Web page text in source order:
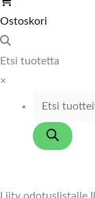
Ostoskori
Etsi tuotetta
×
Liity odotuslistalle